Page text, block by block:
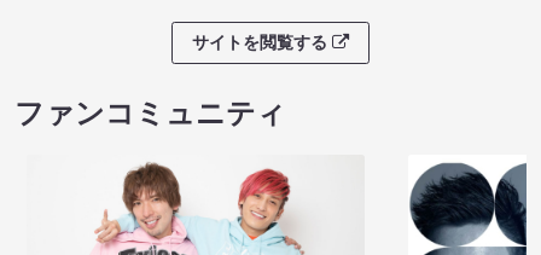
サイトを閲覧する
ファンコミュニティ